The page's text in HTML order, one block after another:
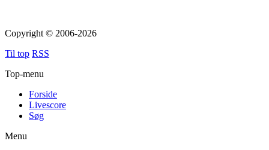
Copyright © 2006-2026
Til top RSS
Top-menu
Forside
Livescore
Søg
Menu